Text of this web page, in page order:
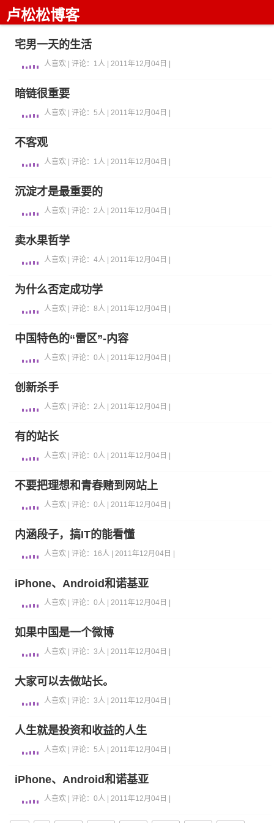
卢松松博客
宅男一天的生活
人喜欢 | 评论：1人 | 2011年12月04日 |
暗链很重要
人喜欢 | 评论：5人 | 2011年12月04日 |
不客观
人喜欢 | 评论：1人 | 2011年12月04日 |
沉淀才是最重要的
人喜欢 | 评论：2人 | 2011年12月04日 |
卖水果哲学
人喜欢 | 评论：4人 | 2011年12月04日 |
为什么否定成功学
人喜欢 | 评论：8人 | 2011年12月04日 |
中国特色的“雷区”-内容
人喜欢 | 评论：0人 | 2011年12月04日 |
创新杀手
人喜欢 | 评论：2人 | 2011年12月04日 |
有的站长
人喜欢 | 评论：0人 | 2011年12月04日 |
不要把理想和青春赌到网站上
人喜欢 | 评论：0人 | 2011年12月04日 |
内涵段子，搞IT的能看懂
人喜欢 | 评论：16人 | 2011年12月04日 |
iPhone、Android和诺基亚
人喜欢 | 评论：0人 | 2011年12月04日 |
如果中国是一个微博
人喜欢 | 评论：3人 | 2011年12月04日 |
大家可以去做站长。
人喜欢 | 评论：3人 | 2011年12月04日 |
人生就是投资和收益的人生
人喜欢 | 评论：5人 | 2011年12月04日 |
iPhone、Android和诺基亚
人喜欢 | 评论：0人 | 2011年12月04日 |